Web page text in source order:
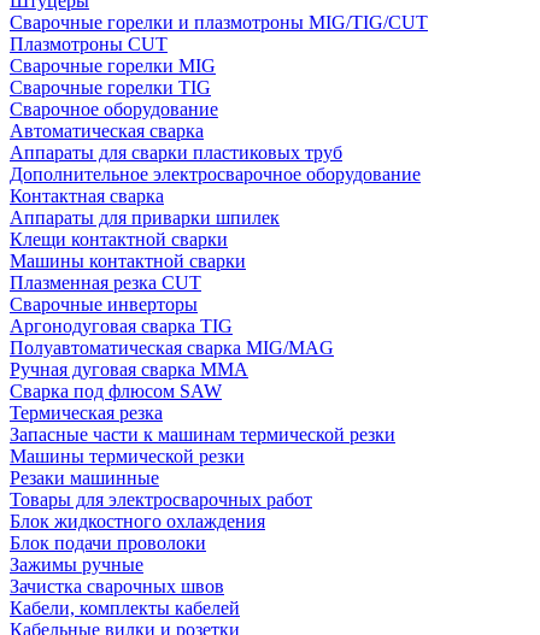
Сварочные горелки и плазмотроны MIG/TIG/CUT
Плазмотроны CUT
Сварочные горелки MIG
Сварочные горелки TIG
Сварочное оборудование
Автоматическая сварка
Аппараты для сварки пластиковых труб
Дополнительное электросварочное оборудование
Контактная сварка
Аппараты для приварки шпилек
Клещи контактной сварки
Машины контактной сварки
Плазменная резка CUT
Сварочные инверторы
Аргонодуговая сварка TIG
Полуавтоматическая сварка MIG/MAG
Ручная дуговая сварка MMA
Сварка под флюсом SAW
Термическая резка
Запасные части к машинам термической резки
Машины термической резки
Резаки машинные
Товары для электросварочных работ
Блок жидкостного охлаждения
Блок подачи проволоки
Зажимы ручные
Зачистка сварочных швов
Кабели, комплекты кабелей
Кабельные вилки и розетки